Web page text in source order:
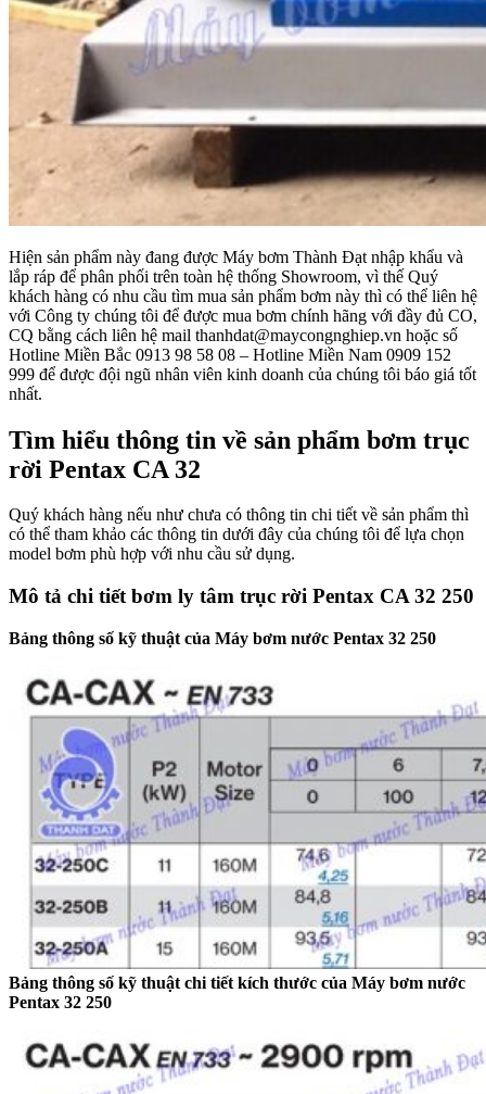
Hiện sản phẩm này đang được Máy bơm Thành Đạt nhập khẩu và
lắp ráp để phân phối trên toàn hệ thống Showroom, vì thế Quý
khách hàng có nhu cầu tìm mua sản phẩm bơm này thì có thể liên hệ
với Công ty chúng tôi để được mua bơm chính hãng với đầy đủ CO,
CQ bằng cách liên hệ mail thanhdat@maycongnghiep.vn hoặc số
Hotline Miền Bắc 0913 98 58 08 – Hotline Miền Nam 0909 152
999 để được đội ngũ nhân viên kinh doanh của chúng tôi báo giá tốt
nhất.
Tìm hiểu thông tin về sản phẩm bơm trục
rời Pentax CA 32
Quý khách hàng nếu như chưa có thông tin chi tiết về sản phẩm thì
có thể tham khảo các thông tin dưới đây của chúng tôi để lựa chọn
model bơm phù hợp với nhu cầu sử dụng.
Mô tả chi tiết bơm ly tâm trục rời Pentax CA 32 250
Bảng thông số kỹ thuật của Máy bơm nước Pentax 32 250
Bảng thông số kỹ thuật chi tiết kích thước của Máy bơm nước
Pentax 32 250